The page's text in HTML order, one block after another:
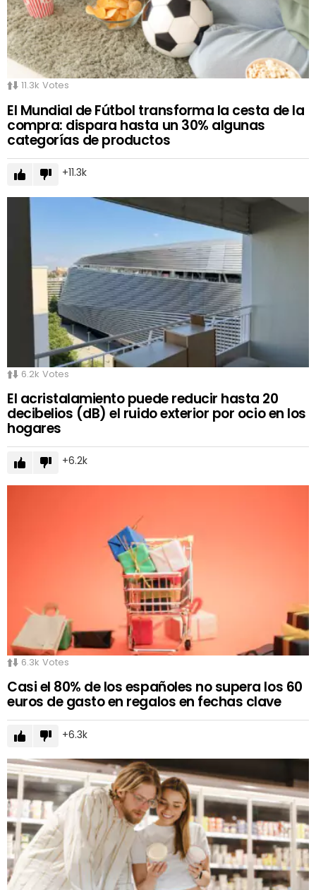
11.3k Votes
El Mundial de Fútbol transforma la cesta de la
compra: dispara hasta un 30% algunas
categorías de productos
11.3k
6.2k Votes
El acristalamiento puede reducir hasta 20
decibelios (dB) el ruido exterior por ocio en los
hogares
6.2k
6.3k Votes
Casi el 80% de los españoles no supera los 60
euros de gasto en regalos en fechas clave
6.3k